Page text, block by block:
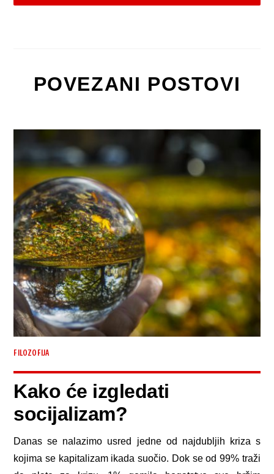
POVEZANI POSTOVI
FILOZOFIJA
Kako će izgledati
socijalizam?
Danas se nalazimo usred jedne od najdubljih kriza s
kojima se kapitalizam ikada suočio. Dok se od 99% traži